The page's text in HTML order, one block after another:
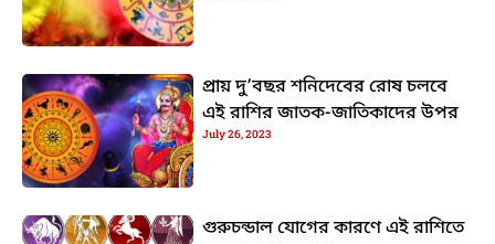
প্রায় দু’বছর শনিদেবের রোষ চলবে
এই রাশির জাতক-জাতিকাদের উপর
July 26, 2023
গুরুচন্ডাল যোগের কারণে এই রাশিতে